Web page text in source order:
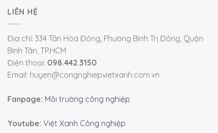
LIÊN HỆ
Địa chỉ: 334 Tân Hòa Đông, Phường Bình Trị Đông, Quận
Bình Tân, TP.HCM
Điện thoại: 098.442.3150
Email: huyen@congnghiepvietxanh.com.vn
Fanpage: Môi trường công nghiệp
Youtube: Việt Xanh Công nghiệp